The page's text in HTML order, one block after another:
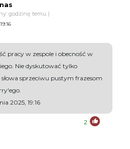
godzinę temu )
pracy w zespole i obecność w
Nie dyskutować tylko
sprzeciwu pustym frazesom
2025, 19:16
2